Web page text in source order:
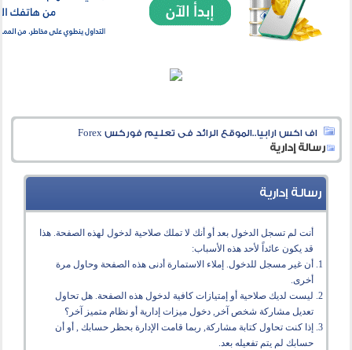
اف اكس ارابيا..الموقع الرائد فى تعليم فوركس Forex
رسالة إدارية
رسالة إدارية
أنت لم تسجل الدخول بعد أو أنك لا تملك صلاحية لدخول لهذه الصفحة. هذا
قد يكون عائداً لأحد هذه الأسباب:
أن غير مسجل للدخول. إملاء الاستمارة أدنى هذه الصفحة وحاول مرة
أخرى.
ليست لديك صلاحية أو إمتيازات كافية لدخول هذه الصفحة. هل تحاول
تعديل مشاركة شخص آخر, دخول ميزات إدارية أو نظام متميز آخر؟
إذا كنت تحاول كتابة مشاركة, ربما قامت الإدارة بحظر حسابك , أو أن
حسابك لم يتم تفعيله بعد.